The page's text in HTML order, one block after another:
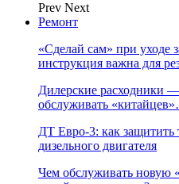
Prev Next
Ремонт
«Сделай сам» при уходе
инструкция важна для
Дилерские расходники
обслуживать
ДТ Евро-3: как
дизельного двигателя
Чем обслуживать новую